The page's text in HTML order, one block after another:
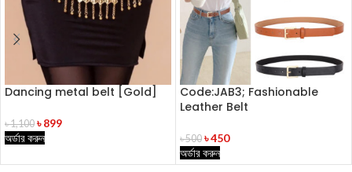
Dancing metal belt [Gold]
৳1,100 ৳899
অর্ডার করুন
Code:JAB3; Fashionable
Leather Belt
৳500 ৳450
অর্ডার করুন